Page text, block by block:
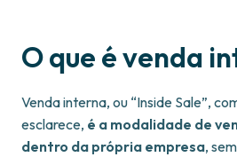
O que é venda
Venda interna, ou “Inside Sale”,
esclarece, é a modalidade de
dentro da própria empresa,